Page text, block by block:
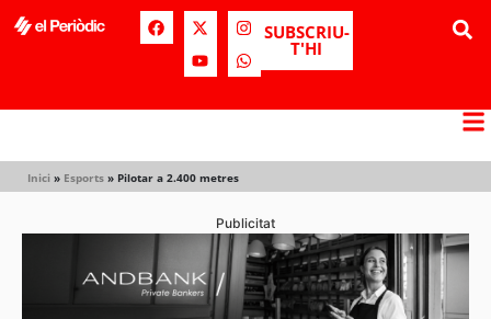
SUBSCRIU-
T'HI
Inici » Esports » Pilotar a 2.400 metres
Publicitat